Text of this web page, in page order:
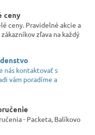
ceny
ceny. Pravidelné akcie a
zľava na každý
nás kontaktovať s
vám poradíme a
- Packeta, Balíkovo